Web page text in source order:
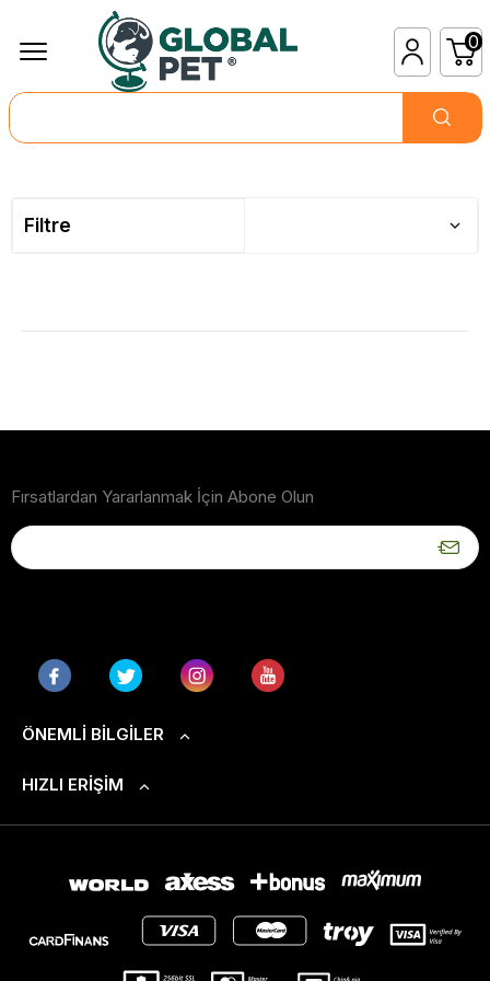
0
Filtre
ÖNEMLI BILGILER
HIZLI ERIŞIM
Fırsatlardan Yararlanmak İçin Abone Olun